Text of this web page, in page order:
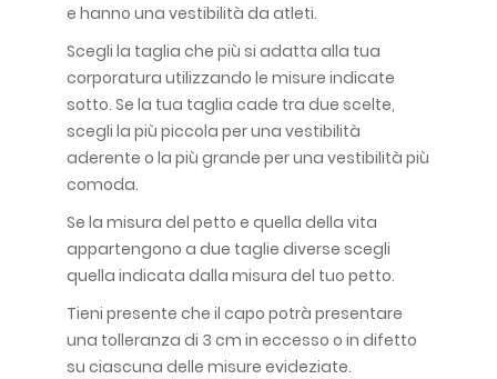
e hanno una vestibilità da atleti.
Scegli la taglia che più si adatta alla tua
corporatura utilizzando le misure indicate
sotto. Se la tua taglia cade tra due scelte,
scegli la più piccola per una vestibilità
aderente o la più grande per una vestibilità più
comoda.
Se la misura del petto e quella della vita
appartengono a due taglie diverse scegli
quella indicata dalla misura del tuo petto.
Tieni presente che il capo potrà presentare
una tolleranza di 3 cm in eccesso o in difetto
su ciascuna delle misure evideziate.